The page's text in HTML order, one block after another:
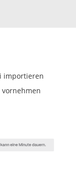
importieren